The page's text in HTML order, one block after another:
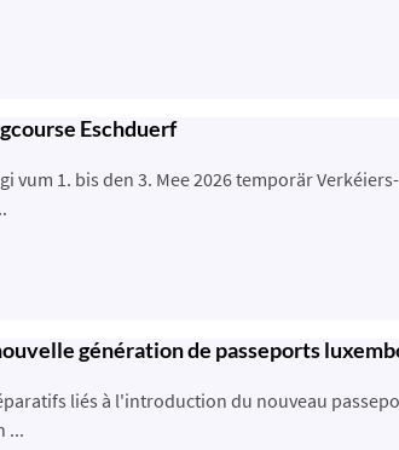
Eschduerf
vum 1. bis den 3. Mee 2026 temporär
génération de passeports
liés à l'introduction du nouveau
...